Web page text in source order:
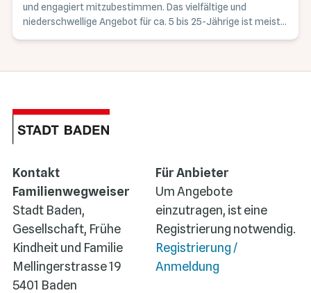
und engagiert mitzubestimmen. Das vielfältige und
niederschwellige Angebot für ca. 5 bis 25-Jährige ist meist
Kontakt
Familienwegweiser
Stadt Baden,
Gesellschaft, Frühe
Kindheit und Familie
Mellingerstrasse 19
5401 Baden
Für Anbieter
Um Angebote
einzutragen, ist eine
Registrierung notwendig.
Registrierung /
Anmeldung